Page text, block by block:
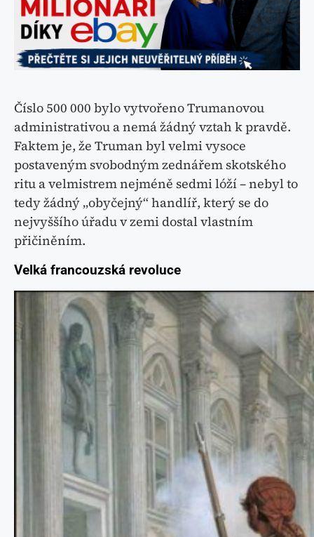
Číslo 500 000 bylo vytvořeno Trumanovou
administrativou a nemá žádný vztah k pravdě.
Faktem je, že Truman byl velmi vysoce
postaveným svobodným zednářem skotského
ritu a velmistrem nejméně sedmi lóží – nebyl to
tedy žádný „obyčejný“ handlíř, který se do
nejvyššího úřadu v zemi dostal vlastním
přičiněním.
Velká francouzská revoluce